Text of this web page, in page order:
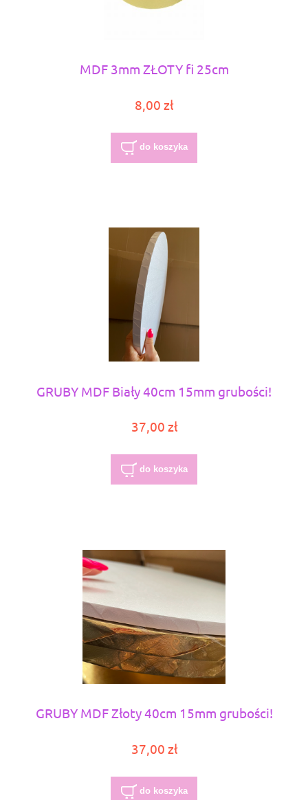
MDF 3mm ZŁOTY fi 25cm
8,00 zł
do koszyka
GRUBY MDF Biały 40cm 15mm grubości!
37,00 zł
do koszyka
GRUBY MDF Złoty 40cm 15mm grubości!
37,00 zł
do koszyka